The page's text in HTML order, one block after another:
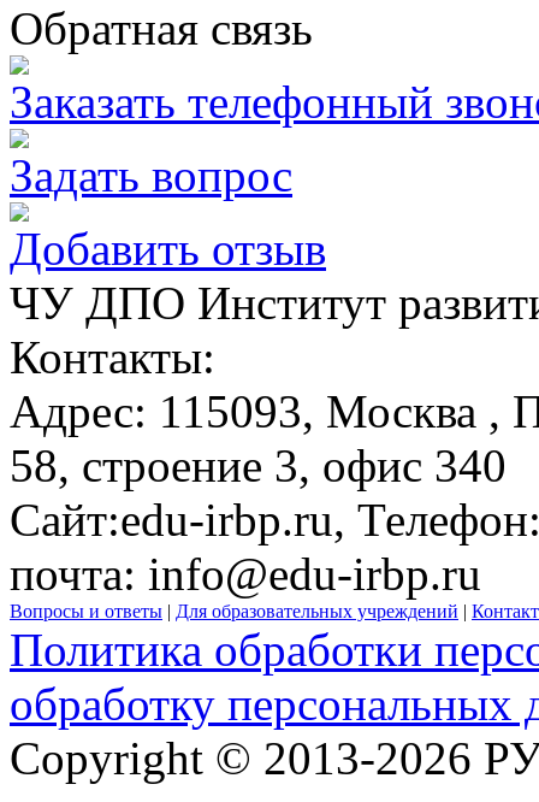
Обратная связь
Заказать телефонный
Задать вопрос
Добавить отзыв
ЧУ ДПО Институт
Контакты:
Адрес: 115093, Москва ,
58, строение 3, офис 340
Сайт:edu-irbp.ru,
почта: info@edu-irbp.ru
Вопросы и ответы | Для образовательных учреждений |
Политика обработки
обработку персональных
Copyright © 2013-2026